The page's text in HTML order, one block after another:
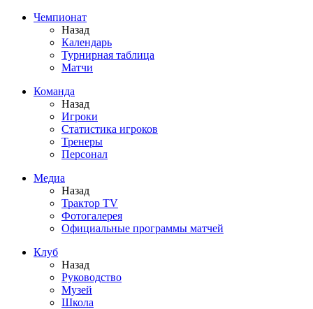
Чемпионат
Назад
Календарь
Турнирная таблица
Матчи
Команда
Назад
Игроки
Статистика игроков
Тренеры
Персонал
Медиа
Назад
Трактор TV
Фотогалерея
Официальные программы матчей
Клуб
Назад
Руководство
Музей
Школа